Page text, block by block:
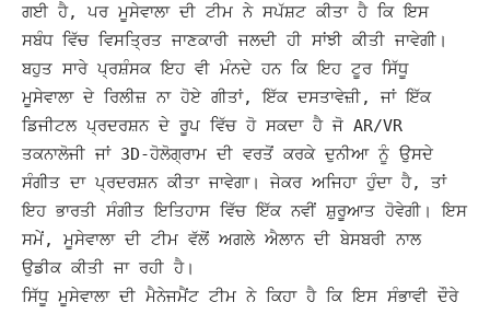
ਗਈ ਹੈ, ਪਰ ਮੂਸੇਵਾਲਾ ਦੀ ਟੀਮ ਨੇ ਸਪੱਸ਼ਟ ਕੀਤਾ ਹੈ ਕਿ ਇਸ
ਸਬੰਧ ਵਿੱਚ ਵਿਸਤ੍ਰਿਤ ਜਾਣਕਾਰੀ ਜਲਦੀ ਹੀ ਸਾਂਝੀ ਕੀਤੀ ਜਾਵੇਗੀ।
ਬਹੁਤ ਸਾਰੇ ਪ੍ਰਸ਼ੰਸਕ ਇਹ ਵੀ ਮੰਨਦੇ ਹਨ ਕਿ ਇਹ ਟੂਰ ਸਿੱਧੂ
ਮੂਸੇਵਾਲਾ ਦੇ ਰਿਲੀਜ਼ ਨਾ ਹੋਏ ਗੀਤਾਂ, ਇੱਕ ਦਸਤਾਵੇਜ਼ੀ, ਜਾਂ ਇੱਕ
ਡਿਜੀਟਲ ਪ੍ਰਦਰਸ਼ਨ ਦੇ ਰੂਪ ਵਿੱਚ ਹੋ ਸਕਦਾ ਹੈ ਜੋ AR/VR
ਤਕਨਾਲੋਜੀ ਜਾਂ 3D-ਹੋਲੋਗ੍ਰਾਮ ਦੀ ਵਰਤੋਂ ਕਰਕੇ ਦੁਨੀਆ ਨੂੰ ਉਸਦੇ
ਸੰਗੀਤ ਦਾ ਪ੍ਰਦਰਸ਼ਨ ਕੀਤਾ ਜਾਵੇਗਾ। ਜੇਕਰ ਅਜਿਹਾ ਹੁੰਦਾ ਹੈ, ਤਾਂ
ਇਹ ਭਾਰਤੀ ਸੰਗੀਤ ਇਤਿਹਾਸ ਵਿੱਚ ਇੱਕ ਨਵੀਂ ਸ਼ੁਰੂਆਤ ਹੋਵੇਗੀ। ਇਸ
ਸਮੇਂ, ਮੂਸੇਵਾਲਾ ਦੀ ਟੀਮ ਵੱਲੋਂ ਅਗਲੇ ਐਲਾਨ ਦੀ ਬੇਸਬਰੀ ਨਾਲ
ਉਡੀਕ ਕੀਤੀ ਜਾ ਰਹੀ ਹੈ।
ਸਿੱਧੂ ਮੂਸੇਵਾਲਾ ਦੀ ਮੈਨੇਜਮੈਂਟ ਟੀਮ ਨੇ ਕਿਹਾ ਹੈ ਕਿ ਇਸ ਸੰਭਾਵੀ ਦੌਰੇ